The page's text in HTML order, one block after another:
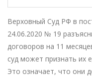
Верховный Суд РФ в
24.06.2020 № 19
договоров на 11
суд может признать их
Это означает, что они